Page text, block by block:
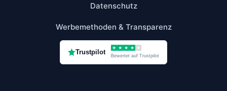
Datenschutz
Werbemethoden & Transparenz
Trustpilot
★ ★ ★ ★ ★
Bewertet auf Trustpilot